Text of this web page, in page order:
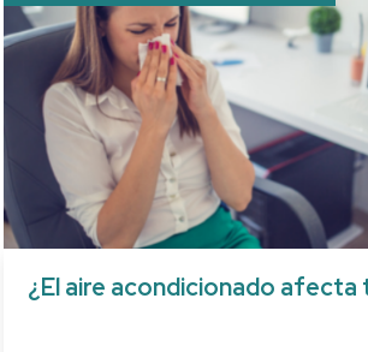
¿El aire acondicionado afecta